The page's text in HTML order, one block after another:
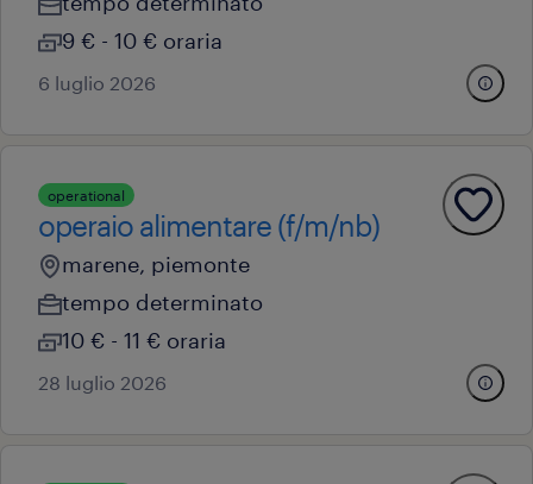
9 € - 10 € oraria
6 luglio 2026
operational
operaio alimentare (f/m/nb)
marene, piemonte
tempo determinato
10 € - 11 € oraria
28 luglio 2026